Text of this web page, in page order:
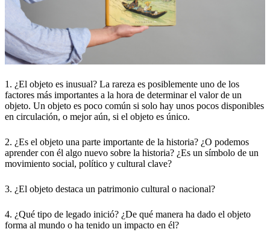
1. ¿El objeto es inusual? La rareza es posiblemente uno de los
factores más importantes a la hora de determinar el valor de un
objeto. Un objeto es poco común si solo hay unos pocos disponibles
en circulación, o mejor aún, si el objeto es único.
2. ¿Es el objeto una parte importante de la historia? ¿O podemos
aprender con él algo nuevo sobre la historia? ¿Es un símbolo de un
movimiento social, político y cultural clave?
3. ¿El objeto destaca un patrimonio cultural o nacional?
4. ¿Qué tipo de legado inició? ¿De qué manera ha dado el objeto
forma al mundo o ha tenido un impacto en él?